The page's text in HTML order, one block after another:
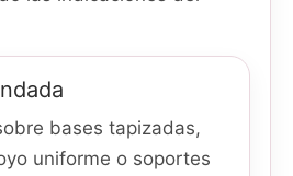
bases tapizadas,
uniforme o soportes